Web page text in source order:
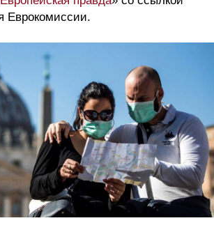
Еврокомиссии.